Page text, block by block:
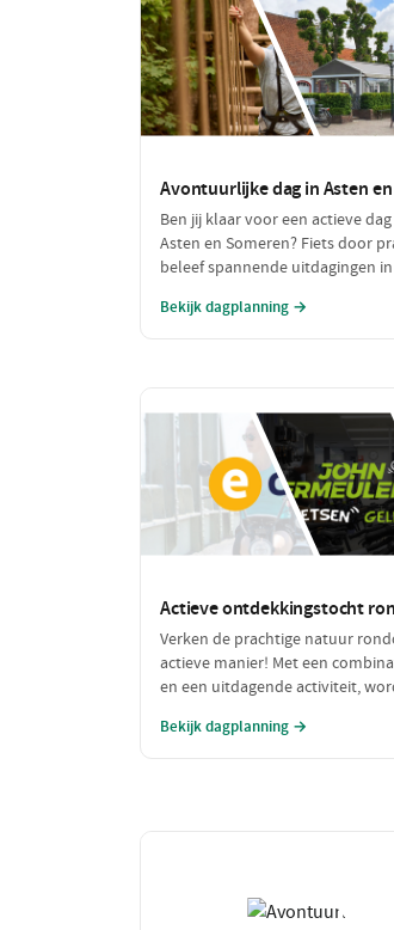
Avontuurlijke dag in Asten
Ben jij klaar voor een actieve
Asten en Someren? Fiets door
beleef spannende uitdagingen
een ontspannen diner, zodat je
Bekijk dagplanning →
Actieve ontdekkingstocht
Verken de prachtige natuur
actieve manier! Met een
en een uitdagende activiteit,
mooie omgeving terwijl je actief
Bekijk dagplanning →